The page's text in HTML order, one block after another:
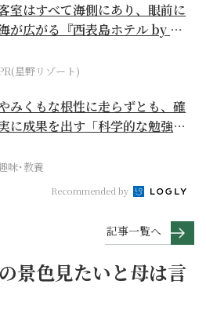
室はすべて海側にあり、眼前に
が広がる『西表島ホテル by 星
星野リゾート)
みくもな根性に走らずとも、確
に成果を出す「科学的な勉強
味･教養
Recommended by
記事一覧へ
景色見たいと母は言